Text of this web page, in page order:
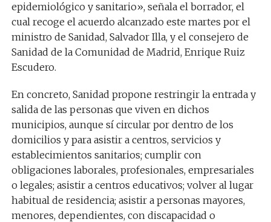
epidemiológico y sanitario», señala el borrador, el
cual recoge el acuerdo alcanzado este martes por el
ministro de Sanidad, Salvador Illa, y el consejero de
Sanidad de la Comunidad de Madrid, Enrique Ruiz
Escudero.
En concreto, Sanidad propone restringir la entrada y
salida de las personas que viven en dichos
municipios, aunque sí circular por dentro de los
domicilios y para asistir a centros, servicios y
establecimientos sanitarios; cumplir con
obligaciones laborales, profesionales, empresariales
o legales; asistir a centros educativos; volver al lugar
habitual de residencia; asistir a personas mayores,
menores, dependientes, con discapacidad o